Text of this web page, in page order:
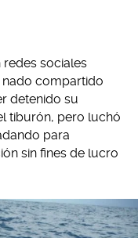
redes sociales
compartido
detenido su
tiburón, pero luchó
para
sin fines de lucro